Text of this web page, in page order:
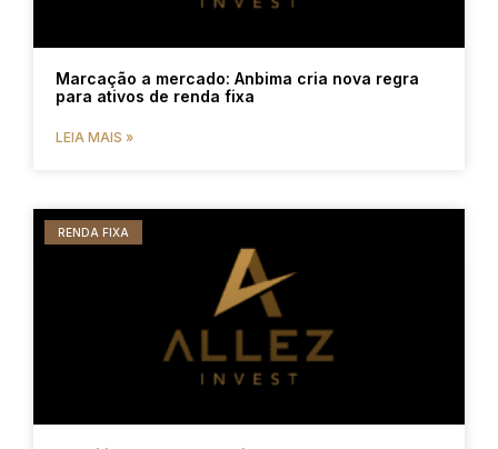
Marcação a mercado: Anbima cria nova regra
para ativos de renda fixa
LEIA MAIS »
RENDA FIXA